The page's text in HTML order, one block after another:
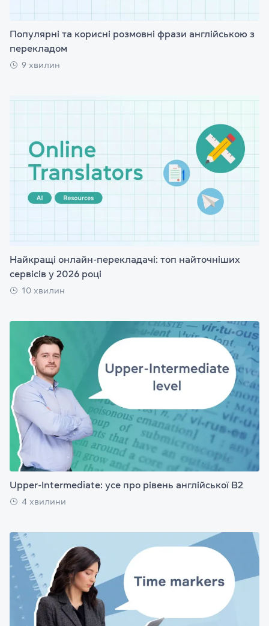
Популярні та корисні розмовні фрази англійською з
перекладом
9 хвилин
Найкращі онлайн-перекладачі: топ найточніших
сервісів у 2026 році
10 хвилин
Upper-Intermediate: усе про рівень англійської B2
4 хвилини